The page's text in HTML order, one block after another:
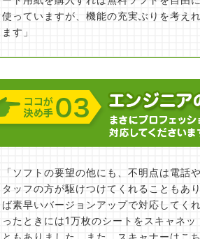
使っていますが、機能の充実ぶりを考え
ます」
「ソフトの要望の他にも、不明点は電話
タッフの方が駆けつけてくれることもあ
ば素早いバージョンアップで対応してく
ったときには1万枚のシートをスキャネ
ともありました。また、スキャナーはこ